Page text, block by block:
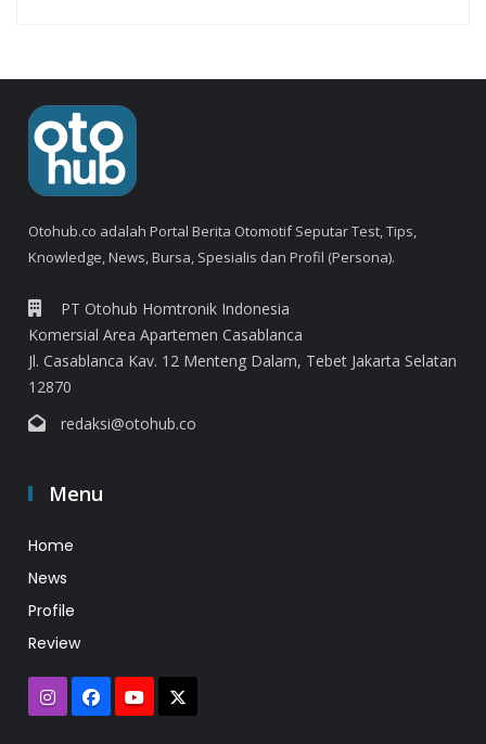
Otohub.co adalah Portal Berita Otomotif Seputar Test, Tips,
Knowledge, News, Bursa, Spesialis dan Profil (Persona).
PT Otohub Homtronik Indonesia
Komersial Area Apartemen Casablanca
Jl. Casablanca Kav. 12 Menteng Dalam, Tebet Jakarta Selatan
12870
redaksi@otohub.co
Menu
Home
News
Profile
Review